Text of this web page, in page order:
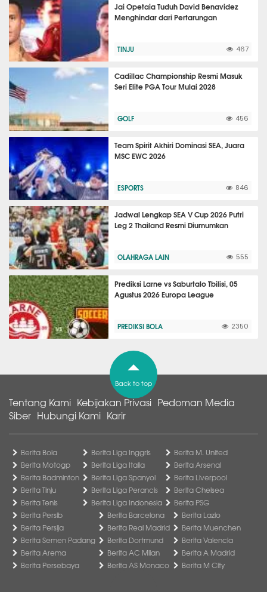
Jai Opetaia Tuduh David Benavidez
Menghindar dari Pertarungan
TINJU 467
Cadillac Championship Resmi Masuk
Seri Elite PGA Tour Mulai 2028
GOLF 456
Team Spirit Akhiri Dominasi SEA, Juara
MSC EWC 2026
ESPORTS 846
Jadwal Lengkap SEA V Cup 2026 Putri
Leg 2 Thailand Resmi Diumumkan
OLAHRAGA LAIN 555
Prediksi Larne vs Saburtalo Tbilisi, 05
Agustus 2026 Europa League
PREDIKSI BOLA 2350
Back to top
Tentang Kami Kebijakan Privasi Pedoman Media
Siber Hubungi Kami Karir
Berita Bola
Berita Motogp
Berita Badminton
Berita Tinju
Berita Tenis
Berita Liga Inggris
Berita Liga Italia
Berita Liga Spanyol
Berita Liga Perancis
Berita Liga Indonesia
Berita M. United
Berita Arsenal
Berita Liverpool
Berita Chelsea
Berita PSG
Berita Persib
Berita Persija
Berita Semen Padang
Berita Arema
Berita Persebaya
Berita Barcelona
Berita Real Madrid
Berita Dortmund
Berita AC Milan
Berita AS Monaco
Berita Lazio
Berita Muenchen
Berita Valencia
Berita A Madrid
Berita M City